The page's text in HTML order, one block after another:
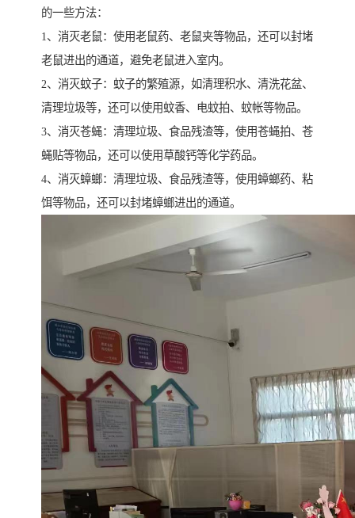
的一些方法：
1、消灭老鼠：使用老鼠药、老鼠夹等物品，还可以封堵
老鼠进出的通道，避免老鼠进入室内。
2、消灭蚊子：蚊子的繁殖源，如清理积水、清洗花盆、
清理垃圾等，还可以使用蚊香、电蚊拍、蚊帐等物品。
3、消灭苍蝇：清理垃圾、食品残渣等，使用苍蝇拍、苍
蝇贴等物品，还可以使用草酸钙等化学药品。
4、消灭蟑螂：清理垃圾、食品残渣等，使用蟑螂药、粘
饵等物品，还可以封堵蟑螂进出的通道。